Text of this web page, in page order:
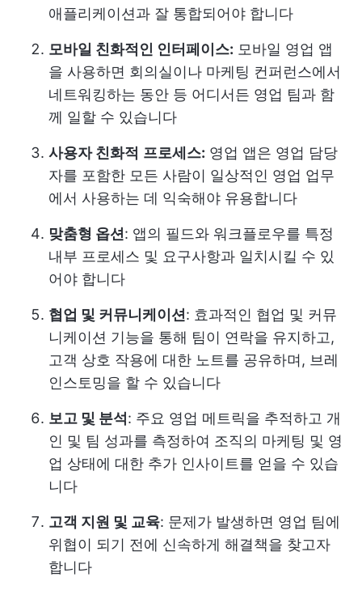
애플리케이션과 잘 통합되어야 합니다
모바일 친화적인 인터페이스: 모바일 영업 앱
을 사용하면 회의실이나 마케팅 컨퍼런스에서
네트워킹하는 동안 등 어디서든 영업 팀과 함
께 일할 수 있습니다
사용자 친화적 프로세스: 영업 앱은 영업 담당
자를 포함한 모든 사람이 일상적인 영업 업무
에서 사용하는 데 익숙해야 유용합니다
맞춤형 옵션 : 앱의 필드와 워크플로우를 특정
내부 프로세스 및 요구사항과 일치시킬 수 있
어야 합니다
협업 및 커뮤니케이션 : 효과적인 협업 및 커뮤
니케이션 기능을 통해 팀이 연락을 유지하고,
고객 상호 작용에 대한 노트를 공유하며, 브레
인스토밍을 할 수 있습니다
보고 및 분석 : 주요 영업 메트릭을 추적하고 개
인 및 팀 성과를 측정하여 조직의 마케팅 및 영
업 상태에 대한 추가 인사이트를 얻을 수 있습
니다
고객 지원 및 교육: 문제가 발생하면 영업 팀에
위협이 되기 전에 신속하게 해결책을 찾고자
합니다